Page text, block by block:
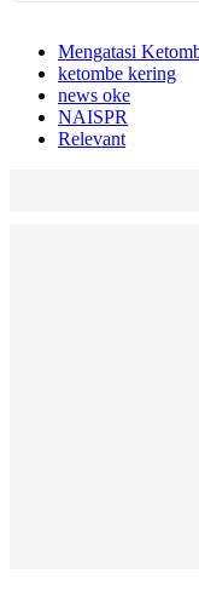
Mengatasi
ketombe kering
news oke
NAISPR
Relevant